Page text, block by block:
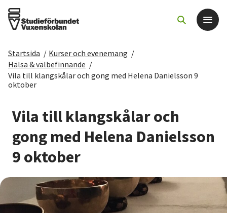
Det här gör vi
Sök kurser och evenemang
Om SV
Starta studiecirkel
Cirkelledare
Startsida / Kurser och evenemang /
Hälsa & välbefinnande /
Vila till klangskålar och gong med Helena Danielsson 9
oktober
Vila till klangskålar och
gong med Helena Danielsson
9 oktober